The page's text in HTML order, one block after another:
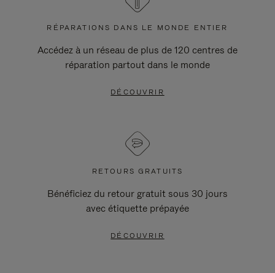
RÉPARATIONS DANS LE MONDE ENTIER
Accédez à un réseau de plus de 120 centres de
réparation partout dans le monde
DÉCOUVRIR
RETOURS GRATUITS
Bénéficiez du retour gratuit sous 30 jours
avec étiquette prépayée
DÉCOUVRIR